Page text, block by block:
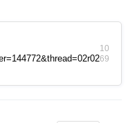
10
69